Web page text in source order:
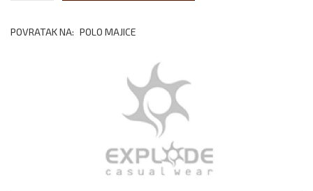
POVRATAK NA: POLO MAJICE